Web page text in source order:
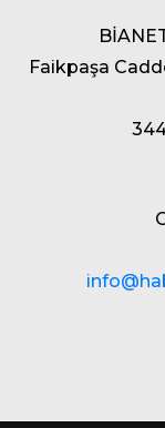
Faikpaşa